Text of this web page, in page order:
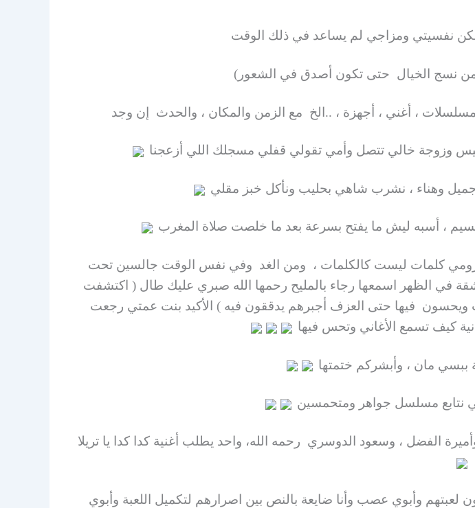
نفسيتي ومزاجي لم يساعد في ذلك الوقت
نسج الخيال حتى تكون أصدق في الشعور)
مسلسلات ، أغني ، أجهزة ، ..الخ مع الزمن والمكان ، والحدث إن وجد
وزوجة خالي تتصل وأمي تقولي قفلي مسجلك اللي أزعجنا
وهناء ، نشرب شاهي بحليب ونأكل خبز مقلي
، أسبه ليش ما يفتح بسرعة بعد ما خلصت صلاة المغرب
كلمات ليست كالكلمات ، ومن الغد وفي نفس الوقت جالسين تحت
في الظهر اسمعها رجاء بالمليح رحمها الله صبري عليك طال ( اكتشفت
ويحسون فيها حتى العزف أجبرهم يدققون فيه ) الأكيد بنت عمتي رجعت
كيف تسمع الأغاني وتحس فيها
ببسي مان ، وأبشركم ختمتها
نتابع مسلسل جواهر ومتحمسين
لعبتهم وأبوي عصب وأنا ضايعة بالنص بين اصرارهم لتكميل اللعبة وأبوي